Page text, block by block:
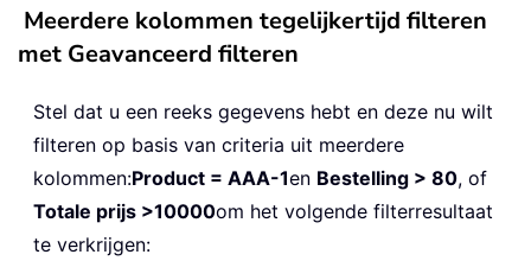
Meerdere kolommen tegelijkertijd filteren
met Geavanceerd filteren
Stel dat u een reeks gegevens hebt en deze nu wilt
filteren op basis van criteria uit meerdere
kolommen:Product = AAA-1en Bestelling > 80, of
Totale prijs >10000om het volgende filterresultaat
te verkrijgen: